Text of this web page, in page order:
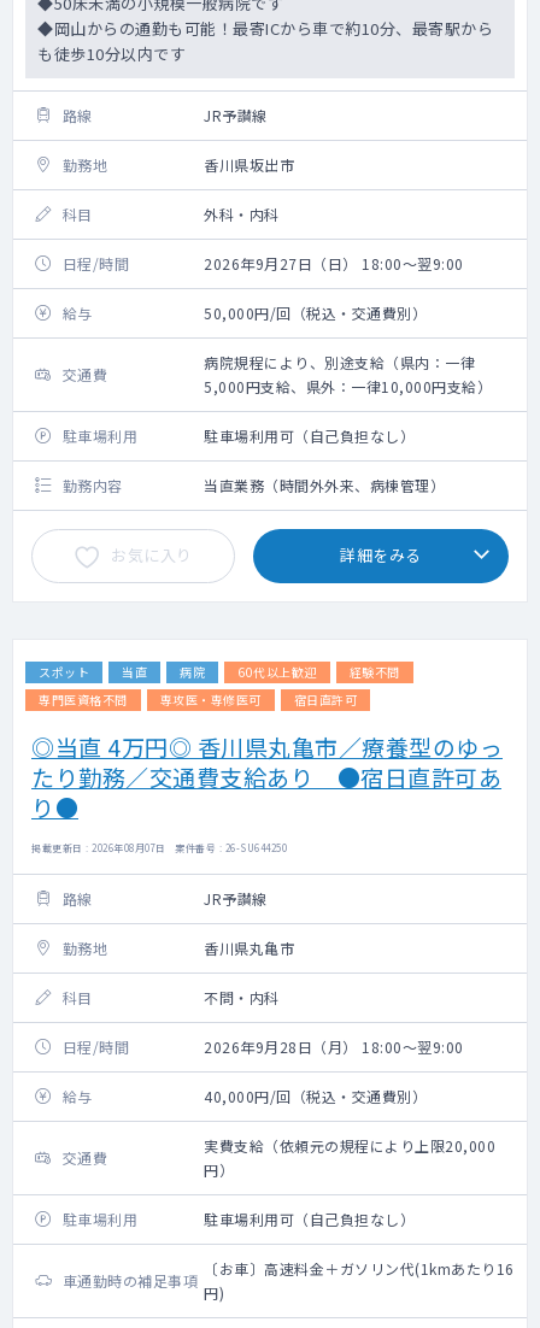
◆岡山からの通勤も可能！最寄ICから車で約10分、最寄駅から
も徒歩10分以内です
路線 JR予讃線
勤務地 香川県坂出市
科目 外科・内科
日程/時間 2026年9月27日（日） 18:00～翌9:00
給与 50,000円/回（税込・交通費別）
交通費
病院規程により、別途支給（県内：一律
5,000円支給、県外：一律10,000円支給）
駐車場利用 駐車場利用可（自己負担なし）
勤務内容 当直業務（時間外外来、病棟管理）
お気に入り 詳細をみる
スポット 当直 病院 60代以上歓迎
経験不問
専門医資格不問
専攻医・専修医可 宿日直許可
◎当直 4万円◎ 香川県丸亀市／療養型のゆっ
たり勤務／交通費支給あり ●宿日直許可あ
り●
掲載更新日 : 2026年08月07日 案件番号 : 26-SU644250
路線 JR予讃線
勤務地 香川県丸亀市
科目 不問・内科
日程/時間 2026年9月28日（月） 18:00～翌9:00
給与 40,000円/回（税込・交通費別）
交通費
実費支給（依頼元の規程により上限20,000
円）
駐車場利用 駐車場利用可（自己負担なし）
車通勤時の補足事項
〔お車〕高速料金＋ガソリン代(1kmあたり16
円)